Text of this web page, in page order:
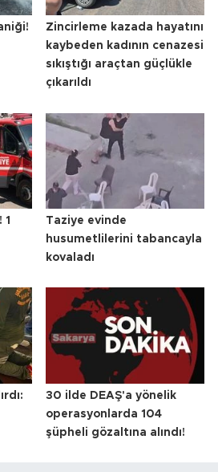
Zincirleme kazada hayatını
kaybeden kadının cenazesi
sıkıştığı araçtan güçlükle
çıkarıldı
Taziye evinde
husumetlilerini tabancayla
kovaladı
30 ilde DEAŞ'a yönelik
operasyonlarda 104
şüpheli gözaltına alındı!